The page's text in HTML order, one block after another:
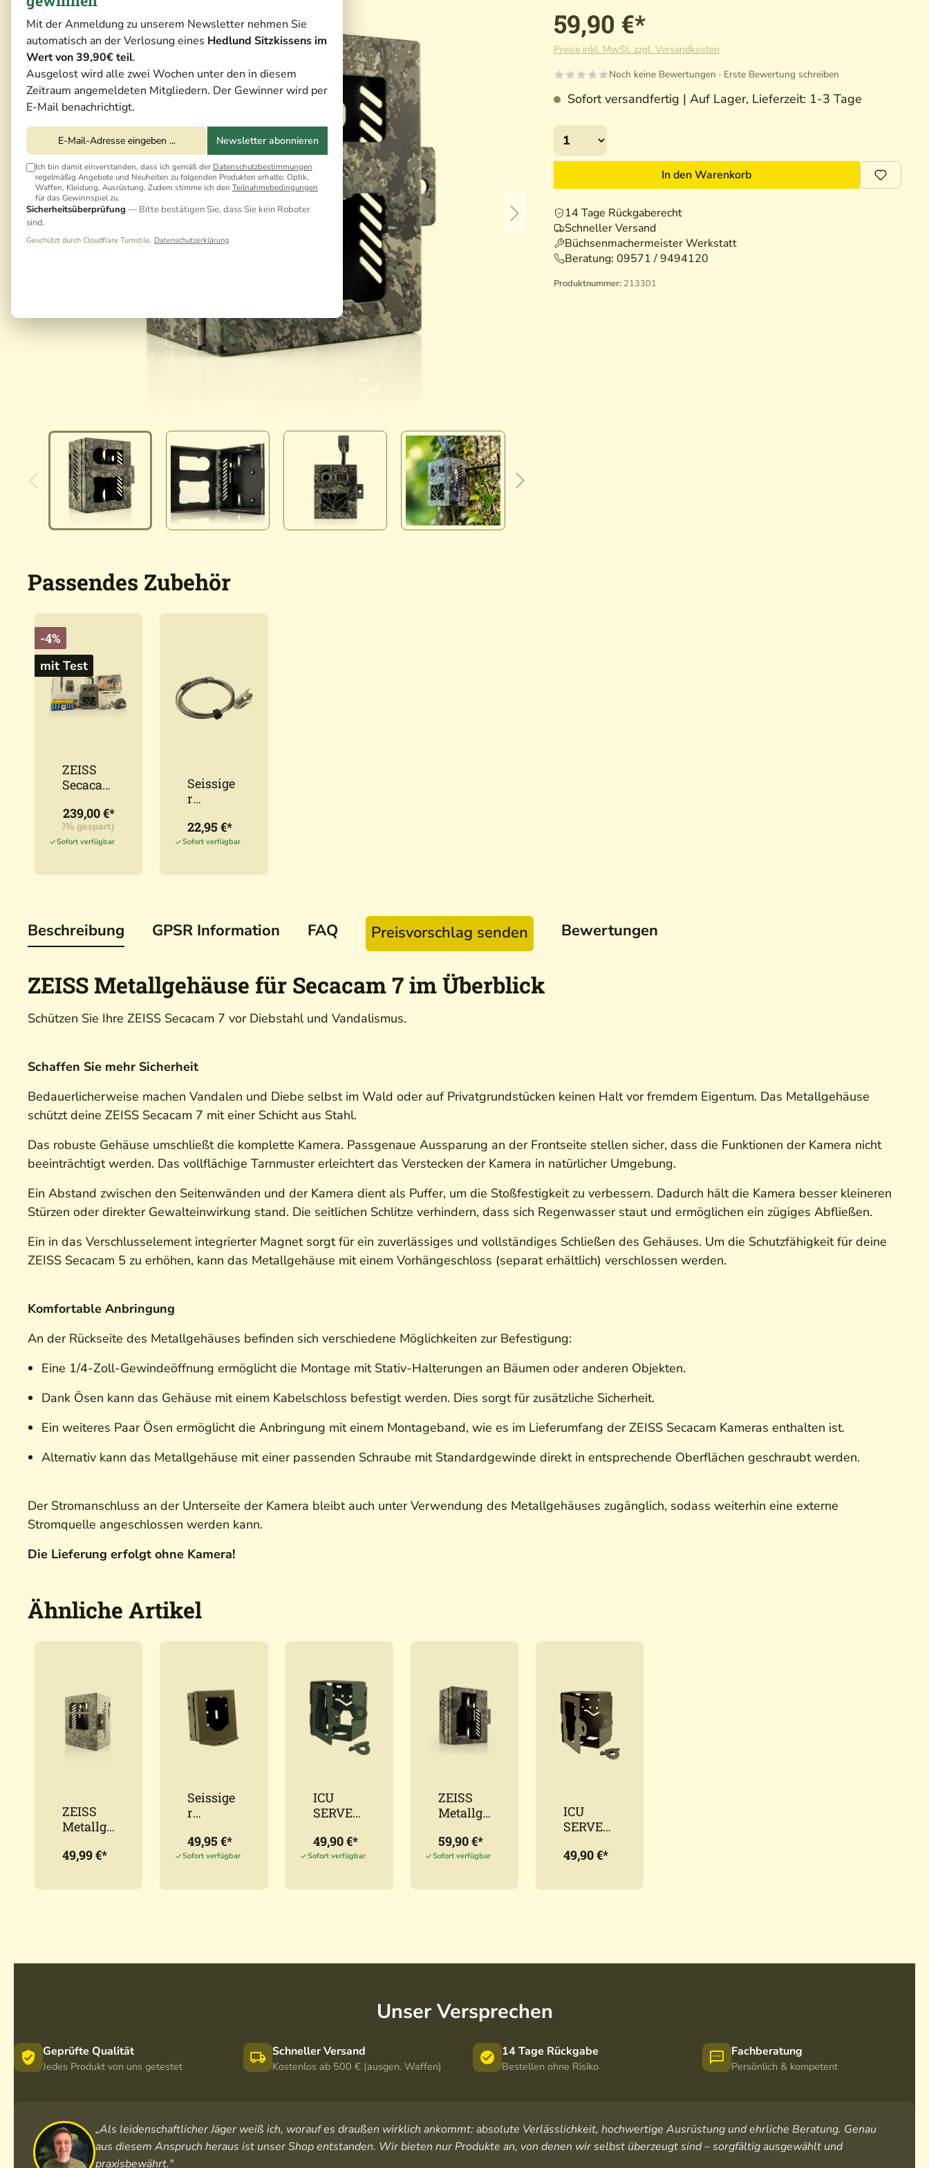
Mit der Anmeldung zu unserem Newsletter nehmen Sie
automatisch an der Verlosung eines Hedlund Sitzkissens im
Wert von 39,90€ teil.
Ausgelost wird alle zwei Wochen unter den in diesem
Zeitraum angemeldeten Mitgliedern. Der Gewinner wird per
E-Mail benachrichtigt.
Newsletter abonnieren
Ich bin damit einverstanden, dass ich gemäß der Datenschutzbestimmungen
regelmäßig Angebote und Neuheiten zu folgenden Produkten erhalte: Optik,
Waffen, Kleidung, Ausrüstung. Zudem stimme ich den Teilnahmebedingungen
für das Gewinnspiel zu.
Sicherheitsüberprüfung — Bitte bestätigen Sie, dass Sie kein Roboter
sind.
Geschützt durch Cloudflare Turnstile. Datenschutzerklärung
59,90 €*
Preise inkl. MwSt. zzgl. Versandkosten
Noch keine Bewertungen · Erste Bewertung schreiben
Sofort versandfertig | Auf Lager, Lieferzeit: 1-3 Tage
In den Warenkorb
14 Tage Rückgaberecht
Schneller Versand
Büchsenmachermeister Werkstatt
Beratung: 09571 / 9494120
Produktnummer: 213301
Passendes Zubehör
-4%
mit Test
ZEISS
Secacam
239,00 €*
(4,40% gespart)
Sofort verfügbar
Seissige
r
hloss +
verstellb
22,95 €*
Sofort verfügbar
Beschreibung GPSR Information FAQ Preisvorschlag senden Bewertungen
ZEISS Metallgehäuse für Secacam 7 im Überblick
Schützen Sie Ihre ZEISS Secacam 7 vor Diebstahl und Vandalismus.
Schaffen Sie mehr Sicherheit
Bedauerlicherweise machen Vandalen und Diebe selbst im Wald oder auf Privatgrundstücken keinen Halt vor fremdem Eigentum. Das Metallgehäuse
schützt deine ZEISS Secacam 7 mit einer Schicht aus Stahl.
Das robuste Gehäuse umschließt die komplette Kamera. Passgenaue Aussparung an der Frontseite stellen sicher, dass die Funktionen der Kamera nicht
beeinträchtigt werden. Das vollflächige Tarnmuster erleichtert das Verstecken der Kamera in natürlicher Umgebung.
Ein Abstand zwischen den Seitenwänden und der Kamera dient als Puffer, um die Stoßfestigkeit zu verbessern. Dadurch hält die Kamera besser kleineren
Stürzen oder direkter Gewalteinwirkung stand. Die seitlichen Schlitze verhindern, dass sich Regenwasser staut und ermöglichen ein zügiges Abfließen.
Ein in das Verschlusselement integrierter Magnet sorgt für ein zuverlässiges und vollständiges Schließen des Gehäuses. Um die Schutzfähigkeit für deine
ZEISS Secacam 5 zu erhöhen, kann das Metallgehäuse mit einem Vorhängeschloss (separat erhältlich) verschlossen werden.
Komfortable Anbringung
An der Rückseite des Metallgehäuses befinden sich verschiedene Möglichkeiten zur Befestigung:
Eine 1/4-Zoll-Gewindeöffnung ermöglicht die Montage mit Stativ-Halterungen an Bäumen oder anderen Objekten.
Dank Ösen kann das Gehäuse mit einem Kabelschloss befestigt werden. Dies sorgt für zusätzliche Sicherheit.
Ein weiteres Paar Ösen ermöglicht die Anbringung mit einem Montageband, wie es im Lieferumfang der ZEISS Secacam Kameras enthalten ist.
Alternativ kann das Metallgehäuse mit einer passenden Schraube mit Standardgewinde direkt in entsprechende Oberflächen geschraubt werden.
Der Stromanschluss an der Unterseite der Kamera bleibt auch unter Verwendung des Metallgehäuses zugänglich, sodass weiterhin eine externe
Stromquelle angeschlossen werden kann.
Die Lieferung erfolgt ohne Kamera!
Ähnliche Artikel
ZEISS
Metallge
für
49,99 €*
Seissige
r
äuse für
Classic /
49,95 €*
Sofort verfügbar
ICU
SERVER
x
Schutzg
49,90 €*
Sofort verfügbar
ZEISS
Metallge
für
Secacam
59,90 €*
Sofort verfügbar
ICU
SERVER
x
49,90 €*
Unser Versprechen
Geprüfte Qualität
Jedes Produkt von uns getestet
Schneller Versand
Kostenlos ab 500 € (ausgen. Waffen)
14 Tage Rückgabe
Bestellen ohne Risiko
Fachberatung
Persönlich & kompetent
„Als leidenschaftlicher Jäger weiß ich, worauf es draußen wirklich ankommt: absolute Verlässlichkeit, hochwertige Ausrüstung und ehrliche Beratung. Genau
aus diesem Anspruch heraus ist unser Shop entstanden. Wir bieten nur Produkte an, von denen wir selbst überzeugt sind – sorgfältig ausgewählt und
praxisbewährt."